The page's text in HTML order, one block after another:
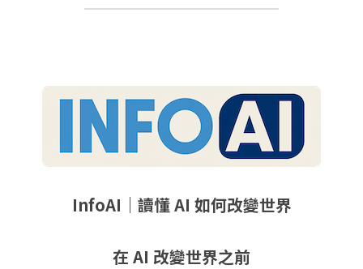
InfoAI｜讀懂 AI 如何改變世界
在 AI 改變世界之前